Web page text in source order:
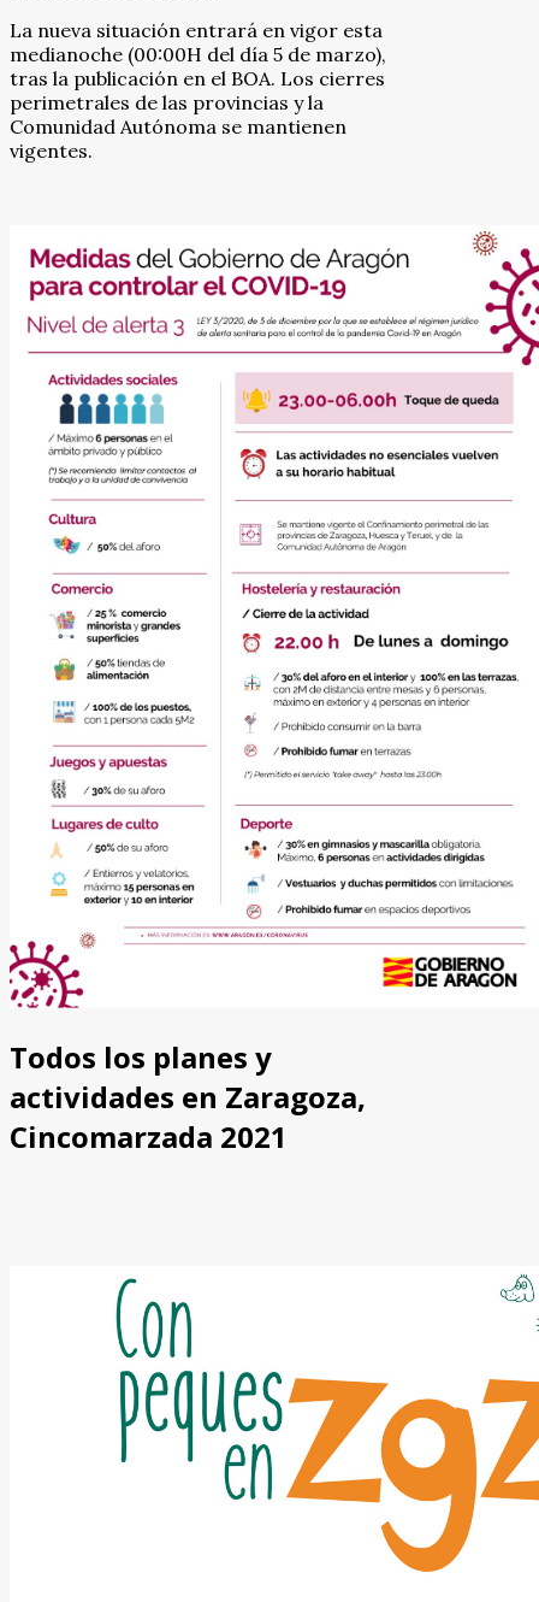
La nueva situación entrará en vigor esta
medianoche (00:00H del día 5 de marzo),
tras la publicación en el BOA. Los cierres
perimetrales de las provincias y la
Comunidad Autónoma se mantienen
vigentes.
Todos los planes y
actividades en Zaragoza,
Cincomarzada 2021